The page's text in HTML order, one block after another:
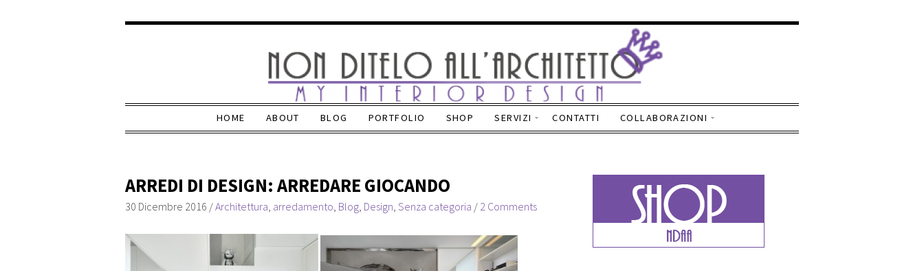
HOME ABOUT BLOG PORTFOLIO SHOP SERVIZI CONTATTI COLLABORAZIONI
ARREDI DI DESIGN: ARREDARE GIOCANDO
30 Dicembre 2016 /Architettura, arredamento, Blog, Design, Senza categoria / 2 Comments